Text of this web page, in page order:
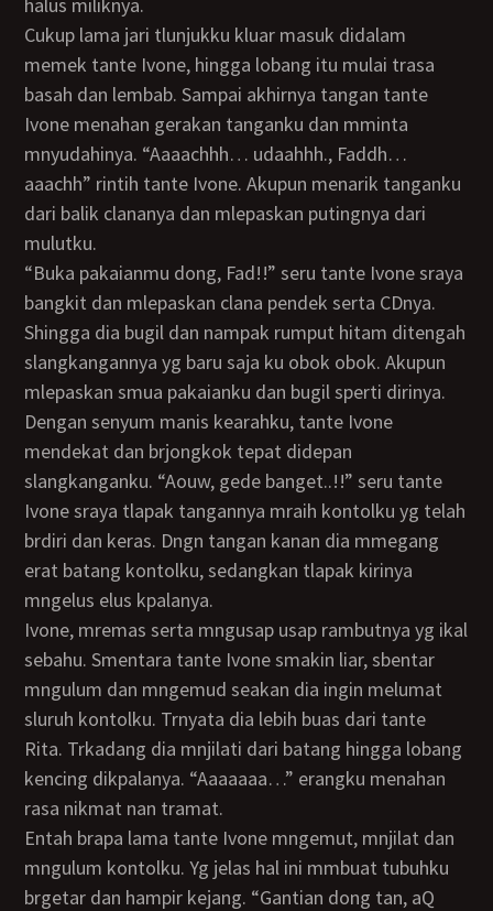
Cukup lama jari tlunjukku kluar masuk didalam
memek tante Ivone, hingga lobang itu mulai trasa
basah dan lembab. Sampai akhirnya tangan tante
Ivone menahan gerakan tanganku dan mminta
mnyudahinya. “Aaaachhh… udaahhh., Faddh…
aaachh” rintih tante Ivone. Akupun menarik tanganku
dari balik clananya dan mlepaskan putingnya dari
mulutku.
“Buka pakaianmu dong, Fad!!” seru tante Ivone sraya
bangkit dan mlepaskan clana pendek serta CDnya.
Shingga dia bugil dan nampak rumput hitam ditengah
slangkangannya yg baru saja ku obok obok. Akupun
mlepaskan smua pakaianku dan bugil sperti dirinya.
Dengan senyum manis kearahku, tante Ivone
mendekat dan brjongkok tepat didepan
slangkanganku. “Aouw, gede banget..!!” seru tante
Ivone sraya tlapak tangannya mraih kontolku yg telah
brdiri dan keras. Dngn tangan kanan dia mmegang
erat batang kontolku, sedangkan tlapak kirinya
mngelus elus kpalanya.
Ivone, mremas serta mngusap usap rambutnya yg ikal
sebahu. Smentara tante Ivone smakin liar, sbentar
mngulum dan mngemud seakan dia ingin melumat
sluruh kontolku. Trnyata dia lebih buas dari tante
Rita. Trkadang dia mnjilati dari batang hingga lobang
kencing dikpalanya. “Aaaaaaa…” erangku menahan
rasa nikmat nan tramat.
Entah brapa lama tante Ivone mngemut, mnjilat dan
mngulum kontolku. Yg jelas hal ini mmbuat tubuhku
brgetar dan hampir kejang. “Gantian dong tan, aQ